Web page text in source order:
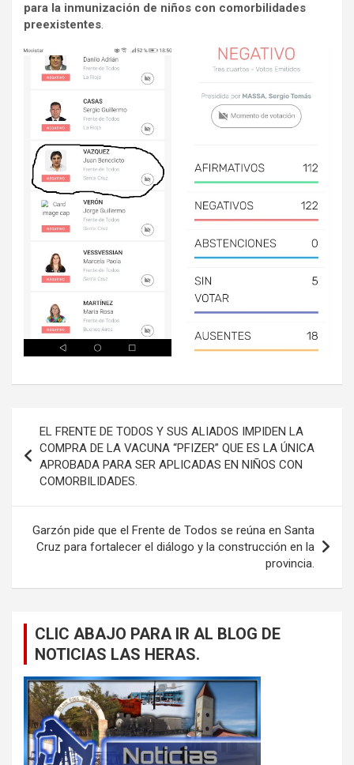
para la inmunización de niños con comorbilidades
preexistentes.
de
entradas
EL FRENTE DE TODOS Y SUS ALIADOS IMPIDEN LA
COMPRA DE LA VACUNA “PFIZER” QUE ES LA ÚNICA
APROBADA PARA SER APLICADAS EN NIÑOS CON
COMORBILIDADES.
Garzón pide que el Frente de Todos se reúna en Santa
Cruz para fortalecer el diálogo y la construcción en la
provincia.
CLIC ABAJO PARA IR AL BLOG DE
NOTICIAS LAS HERAS.